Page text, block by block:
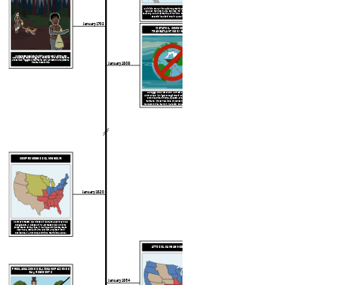
VIETATO IL COMMERCIO
TRANSATLANTICO DI SCHIAVI
COMPROMESSO DEL MISSOURI
ATTO DEL KANSAS NEBRASKA
PROCLAMAZIONE DELL'EMANCIPAZIONE E
54 ° REGIMENTO
All'inizio della rivoluzione americana, fu fondata la
Quaker Pennsylvania Society for the Abolition of
Slavery. Gli afroamericani furono reclutati sia negli
eserciti lealisti che in quelli patrioti.
Il Congresso degli Stati Uniti ha approvato il primo atto
federale sugli schiavi fuggitivi, rendendo un crimine ospitare
uno schiavo fuggito o interferire con l'arresto di una persona
ridotta in schiavitù.
Le leggi che vietavano la tratta degli schiavi
entrarono in vigore negli Stati Uniti e in tutte le
colonie britanniche. Questo aveva lo scopo di
fermare l'importazione di persone schiavizzate
nelle colonie, ma non ha fatto nulla per le persone
già lì.
Il compromesso del Missouri è stato approvato dal
Congresso. Il Missouri fu ammesso nell'Unione
come stato schiavista, il Maine entrò come stato
libero e la schiavitù fu proibita nei territori
occidentali a nord del confine meridionale del
Missouri.
January 1793
January 1808
January 1820
January 1854